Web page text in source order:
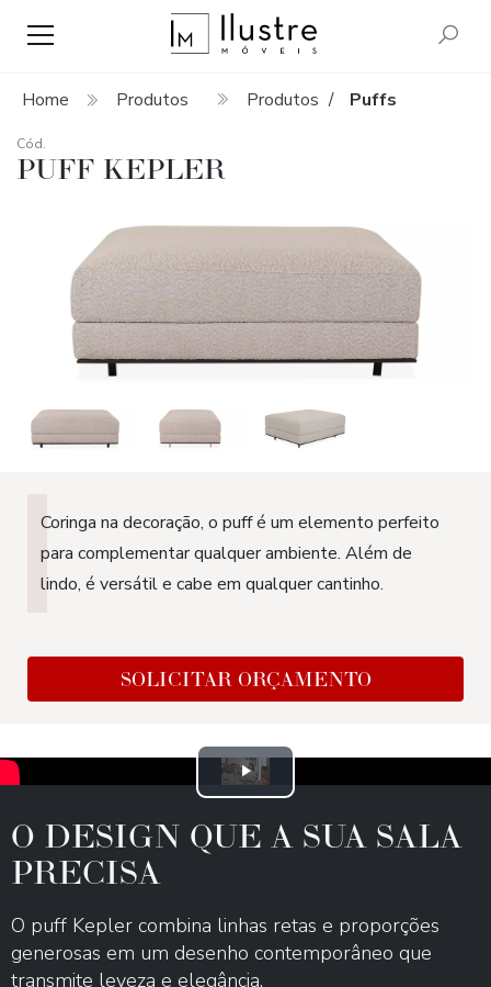
Home Produtos Produtos / Puffs
Cód.
PUFF KEPLER
Coringa na decoração, o puff é um elemento perfeito
para complementar qualquer ambiente. Além de
lindo, é versátil e cabe em qualquer cantinho.
SOLICITAR ORÇAMENTO
Play
Video
O DESIGN QUE A SUA SALA
PRECISA
O puff Kepler combina linhas retas e proporções
generosas em um desenho contemporâneo que
transmite leveza e elegância.